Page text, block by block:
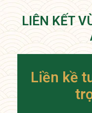
LIÊN KẾT
Liền kề